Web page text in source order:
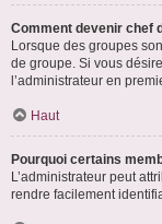
Comment devenir chef
Lorsque des groupes
de groupe. Si vous
l’administrateur en
Haut
Pourquoi certains
L’administrateur peut
rendre facilement